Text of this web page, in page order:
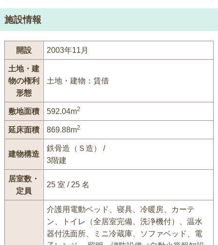
施設情報
開設 2003年11月
土地・建
物の権利
形態
土地・建物：賃借
敷地面積 592.04m2
延床面積 869.88m2
建物構造
鉄骨造（Ｓ造） /
3階建
居室数・
定員
25 室 / 25 名
介護用電動ベッド、寝具、冷暖房、カーテ
ン、トイレ（全居室完備、洗浄機付）、温水
器付洗面所、ミニ冷蔵庫、ソファベッド、電